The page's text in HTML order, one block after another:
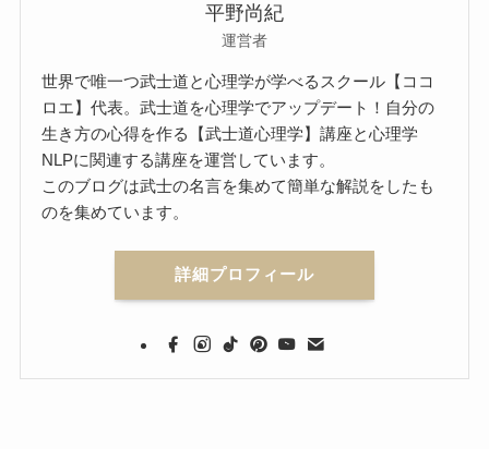
平野尚紀
運営者
世界で唯一つ武士道と心理学が学べるスクール【ココ
ロエ】代表。武士道を心理学でアップデート！自分の
生き方の心得を作る【武士道心理学】講座と心理学
NLPに関連する講座を運営しています。
このブログは武士の名言を集めて簡単な解説をしたも
のを集めています。
詳細プロフィール